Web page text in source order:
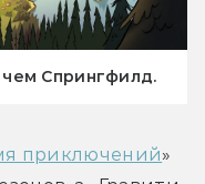
Спрингфилд.
приключений»